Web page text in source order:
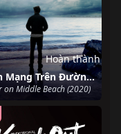
Vụ Án Mạng Trên Đường Middle Beach
on Middle Beach (2020)
Hoàn thành